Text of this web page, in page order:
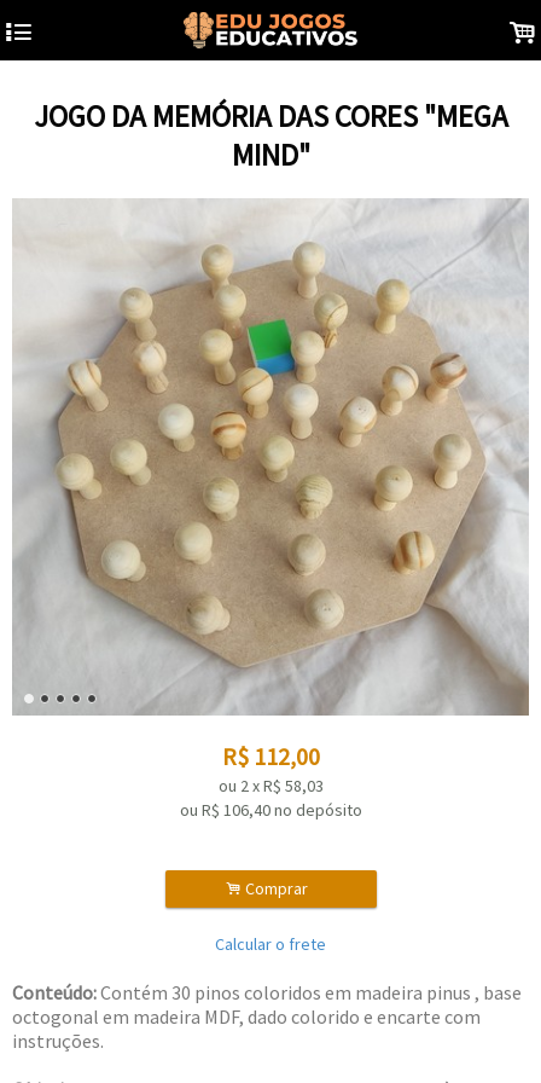
4 .
JOGO DA MEMÓRIA DAS CORES "MEGA
MIND"
R$ 112,00
ou 2xR$ 58,03
ou R$ 106,40no depósito
. Comprar
Calcular o frete
Conteúdo:Contém 30 pinos coloridos em madeira pinus , base
octogonal em madeira MDF, dado colorido e encarte com
instruções.